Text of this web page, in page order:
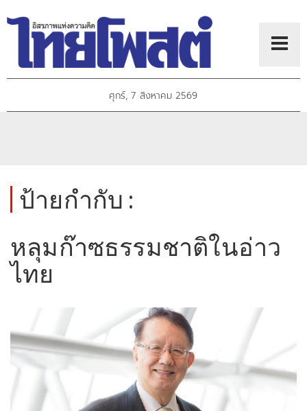
ศุกร์, 7 สิงหาคม 2569
ป้ายกำกับ :
หลุมก๊าซธรรมชาติในอ่าว
ไทย